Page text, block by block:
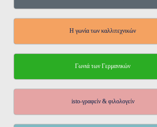
Η γωνία των καλλιτεχνικών
Γωνιά των Γερμανικών
isto-γραφείν & φιλολογείν